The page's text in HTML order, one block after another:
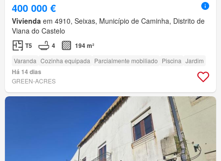
400 000 €
Vivienda em 4910, Seixas, Município de Caminha, Distrito de
Viana do Castelo
T5 4 194 m²
Varanda Cozinha equipada Parcialmente mobiliado Piscina Jardim
Há 14 dias
GREEN-ACRES